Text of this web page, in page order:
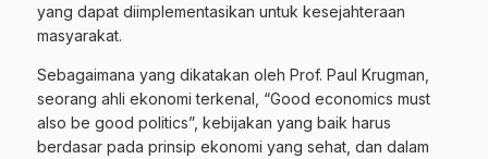
yang dapat diimplementasikan untuk kesejahteraan
masyarakat.
Sebagaimana yang dikatakan oleh Prof. Paul Krugman,
seorang ahli ekonomi terkenal, “Good economics must
also be good politics”, kebijakan yang baik harus
berdasar pada prinsip ekonomi yang sehat, dan dalam